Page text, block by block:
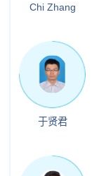
Chi Zhang
于贤君